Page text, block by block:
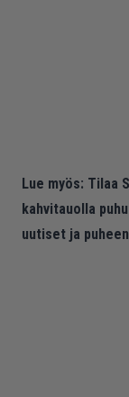
Lue myös: Tilaa
kahvitauolla
uutiset ja